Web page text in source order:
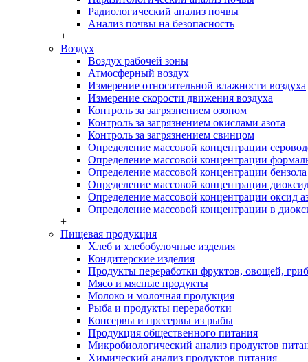
Радиологический анализ почвы
Анализ почвы на безопасность
+
Воздух
Воздух рабочей зоны
Атмосферный воздух
Измерение относительной влажности воздуха
Измерение скорости движения воздуха
Контроль за загрязнением озоном
Контроль за загрязнением окислами азота
Контроль за загрязнением свинцом
Определение массовой концентрации
Определение массовой концентрации
Определение массовой концентрации бензола
Определение массовой концентрации диоксид
Определение массовой концентрации оксид
Определение массовой концентрации в
+
Пищевая продукция
Хлеб и хлебобулочные изделия
Кондитерские изделия
Продукты переработки фруктов, овощей,
Мясо и мясные продукты
Молоко и молочная продукция
Рыба и продукты переработки
Консервы и пресервы из рыбы
Продукция общественного питания
Микробиологический анализ продуктов
Химический анализ продуктов питания